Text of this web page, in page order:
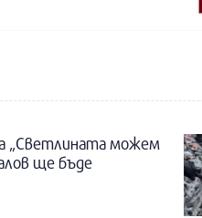
„Светлината можем
ще бъде